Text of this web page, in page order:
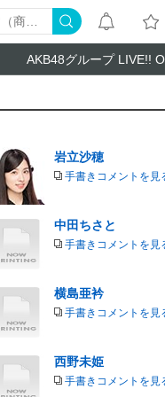
AKB48グループ LIVE!!
岩立沙穂
手書きコメントを見
中田ちさと
手書きコメントを見
横島亜衿
手書きコメントを見
西野未姫
手書きコメントを見